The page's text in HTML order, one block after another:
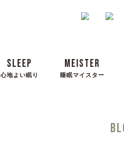
SLEEP
心地よい眠り
MEISTER
睡眠マイスター